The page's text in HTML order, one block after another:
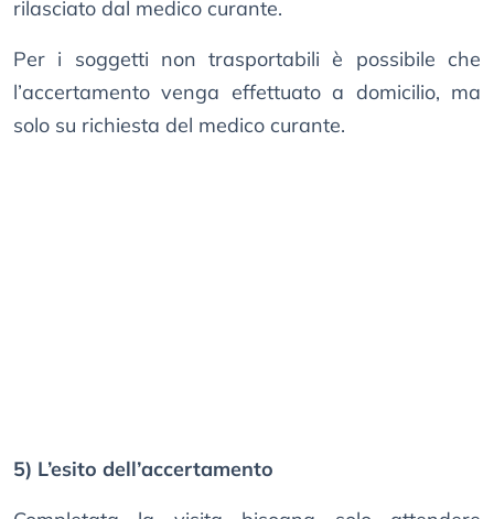
rilasciato dal medico curante.
Per i soggetti non trasportabili è possibile che
l’accertamento venga effettuato a domicilio, ma
solo su richiesta del medico curante.
5) L’esito dell’accertamento